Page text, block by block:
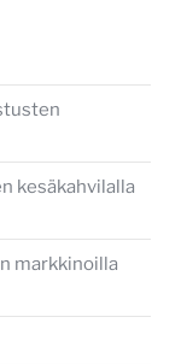
kesäkahvilalla
markkinoilla